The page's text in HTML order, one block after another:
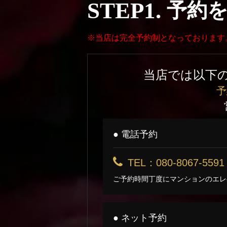
STEP1. 予約
※当店は完全予約制となっております
当店では以下
● 電話予約
TEL：080-8067-5591
ご予約時間丁度にマンションのエ
● ネット予約